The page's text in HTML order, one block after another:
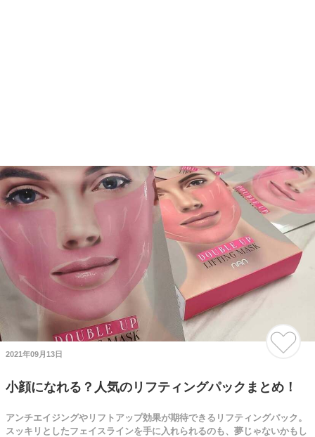
2021年09月13日
小顔になれる？人気のリフティングパックまとめ！
アンチエイジングやリフトアップ効果が期待できるリフティングパック。
スッキリとしたフェイスラインを手に入れられるのも、夢じゃないかもし